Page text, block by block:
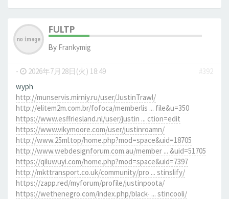
FULTP
By Frankymig
- 2026年7月28日(火) 18:49
#392
wyph
http://munservis.mirniy.ru/user/JustinTrawl/
http://elitem2m.com.br/fofoca/memberlis ... file&u=350
https://www.esffriesland.nl/user/justin ... ction=edit
https://www.vikymoore.com/user/justinroamn/
http://www.25ml.top/home.php?mod=space&uid=18705
http://www.webdesignforum.com.au/member ... &uid=51705
https://qiluwuyi.com/home.php?mod=space&uid=7397
http://mkttransport.co.uk/community/pro ... stinslify/
https://zapp.red/myforum/profile/justinpoota/
https://wethenegro.com/index.php/black- ... stincooli/